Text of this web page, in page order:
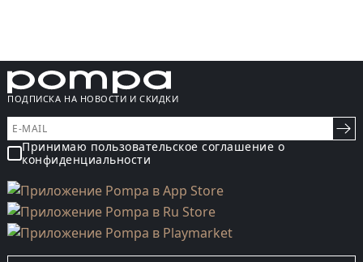
ПОДПИСКА НА НОВОСТИ И СКИДКИ
Принимаю пользовательское соглашение о
конфиденциальности